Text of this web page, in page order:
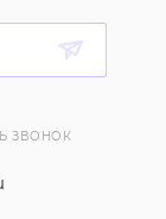
ЗВОНОК